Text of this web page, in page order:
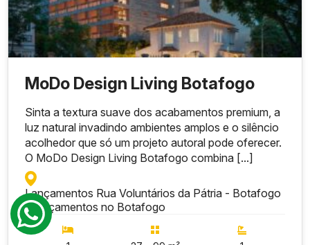
MoDo Design Living Botafogo
Sinta a textura suave dos acabamentos premium, a
luz natural invadindo ambientes amplos e o silêncio
acolhedor que só um projeto autoral pode oferecer.
O MoDo Design Living Botafogo combina [...]
Lançamentos Rua Voluntários da Pátria - Botafogo
-Lançamentos no Botafogo